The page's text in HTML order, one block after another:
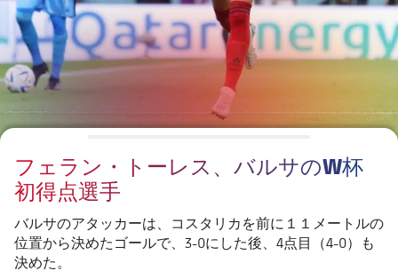
会長
レジェンド
plusicon
label.aria.plus
プレスパス
Facilities
結果
順位表
チケット
結果
順位表
トップチーム
plusicon
label.aria.plus
スケジュール
チケット
結果
順位表
トップチーム
スケジュール
チケット
PLUSICON
LABEL.ARIA.PLUS
トップチーム
plusicon
label.aria.plus
フェラン・トーレス、バルサのW杯
初得点選手
バルサのアタッカーは、コスタリカを前に１１メートルの
位置から決めたゴールで、3-0にした後、4点目（4-0）も
決めた。